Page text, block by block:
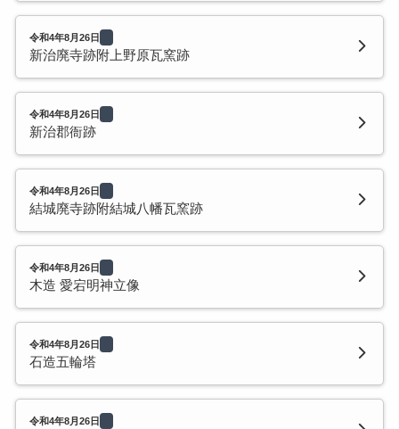
令和4年8月26日
新治廃寺跡附上野原瓦窯跡
令和4年8月26日
新治郡衙跡
令和4年8月26日
結城廃寺跡附結城八幡瓦窯跡
令和4年8月26日
木造 愛宕明神立像
令和4年8月26日
石造五輪塔
令和4年8月26日